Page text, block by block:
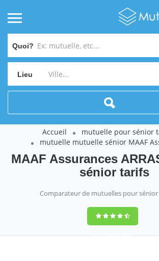
Quoi?
Lieu
Accueil
mutuelle pour sénior
mutuelle mutuelle sénior MAAF
MAAF Assurances
sénior tarifs
Comparateur de mutuelles pour sénior
9,2(100%)452